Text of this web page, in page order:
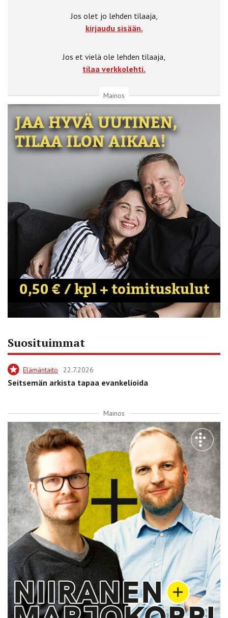
Jos olet jo lehden tilaaja,
kirjaudu sisään.
Jos et vielä ole lehden tilaaja,
tilaa verkkolehti.
Mainos
Suosituimmat
Elämäntaito 22.7.2026
Seitsemän arkista tapaa evankelioida
Mainos